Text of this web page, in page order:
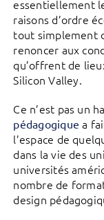
essentiellement
raisons d’ordre
tout simplement
renoncer aux
qu’offrent de
Silicon Valley.
Ce n’est pas un
pédagogique a
l’espace de
dans la vie des
universités
nombre de
design